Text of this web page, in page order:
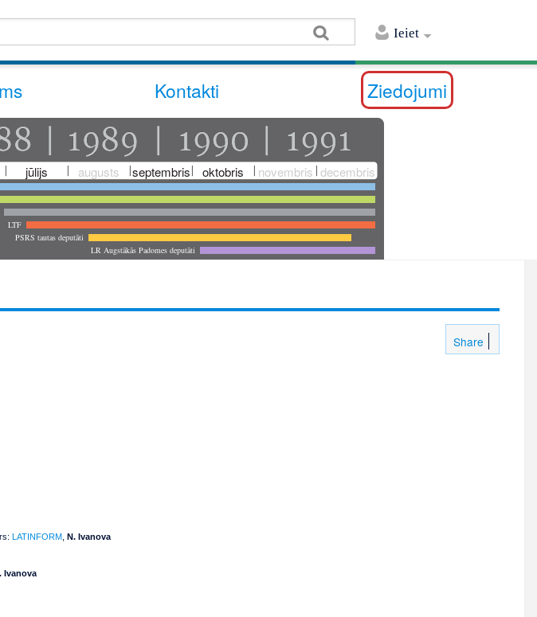
Ieiet
Kontakti Ziedojumi
jūlijs augusts septembris oktobris novembris decembris
LTF
PSRS tautas deputāti
LR Augstākās Padomes deputāti
Share
LATINFORM N. Ivanova
Ivanova